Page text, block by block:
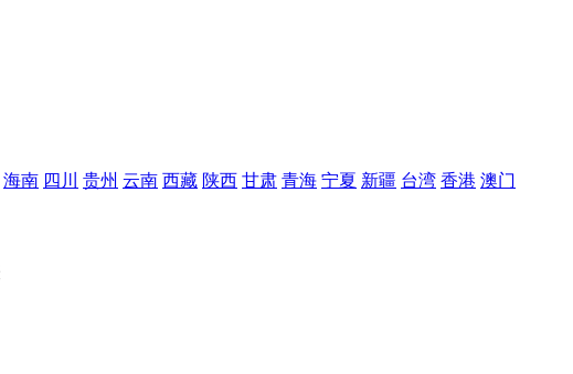
海南 四川 贵州 云南 西藏 陕西 甘肃 青海 宁夏 新疆 台湾 香港 澳门